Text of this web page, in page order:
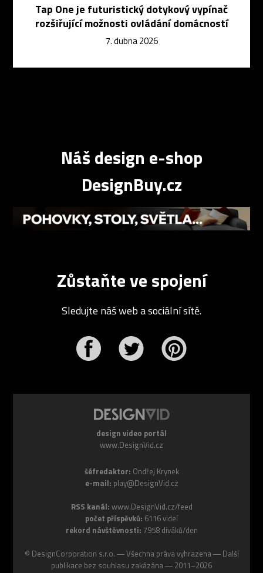
Tap One je futuristický dotykový vypínač
rozšiřující možnosti ovládání domácností
7. dubna 2026
Náš design e-shop
DesignBuy.cz
Zůstaňte ve spojení
Sledujte náš web a sociální sítě.
design video portál
www.DesignVid.cz
šéfredaktor: Ondřej Krynek
e-mail: play@DesignVid.cz
RSS kanál: www.DesignVid.cz/feed
počet příspěvků: 6116 videí
rekord návštěvnosti: 7958 diváků/den
© DesignCorporation s.r.o. ― Všechna práva vyhrazena ― Další
publikace bez souhlasu zakázána ― 2011–2026